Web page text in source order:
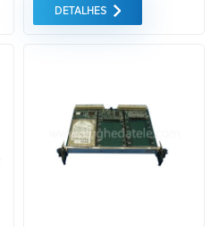
Protection (ERP), resiliência
interfuncionamento flexível
como como aqueles
baseados no Alcatel-Lucent
1678 Metro Core Connect
(MCC).
DETALHES